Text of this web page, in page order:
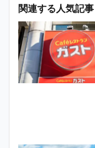
関連する人気記事